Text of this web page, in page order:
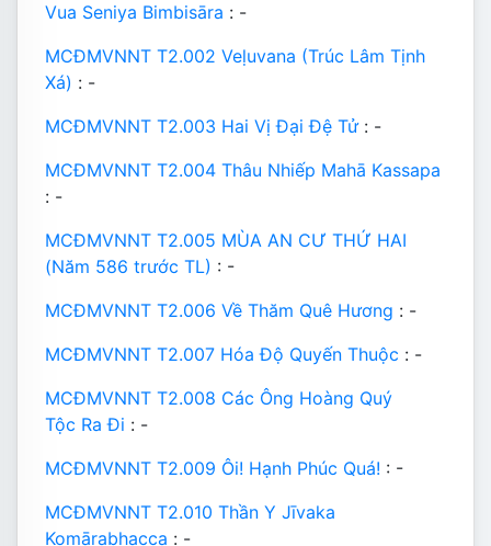
Vua Seniya Bimbisāra : -
MCĐMVNNT T2.002 Veḷuvana (Trúc Lâm Tịnh
Xá) : -
MCĐMVNNT T2.003 Hai Vị Đại Đệ Tử : -
MCĐMVNNT T2.004 Thâu Nhiếp Mahā Kassapa
: -
MCĐMVNNT T2.005 MÙA AN CƯ THỨ HAI
(Năm 586 trước TL) : -
MCĐMVNNT T2.006 Về Thăm Quê Hương : -
MCĐMVNNT T2.007 Hóa Độ Quyến Thuộc : -
MCĐMVNNT T2.008 Các Ông Hoàng Quý
Tộc Ra Đi : -
MCĐMVNNT T2.009 Ôi! Hạnh Phúc Quá! : -
MCĐMVNNT T2.010 Thần Y Jīvaka
Komārabhacca : -